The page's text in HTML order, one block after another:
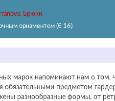
орнаментом (€ 16)
марок напоминают нам о том,
обязательными предметом
разнообразные формы, от